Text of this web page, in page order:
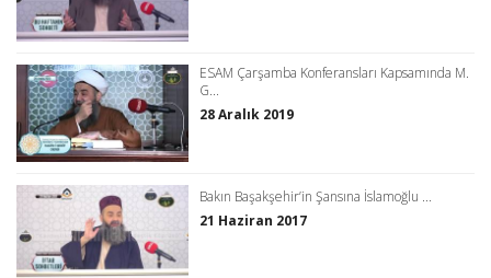
ESAM Çarşamba Konferansları Kapsamında M.
G...
28 Aralık 2019
Bakın Başakşehir’in Şansına İslamoğlu ...
21 Haziran 2017